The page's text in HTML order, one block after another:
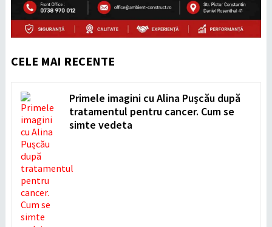
CELE MAI RECENTE
Primele imagini cu Alina Pușcău după
tratamentul pentru cancer. Cum se
simte vedeta